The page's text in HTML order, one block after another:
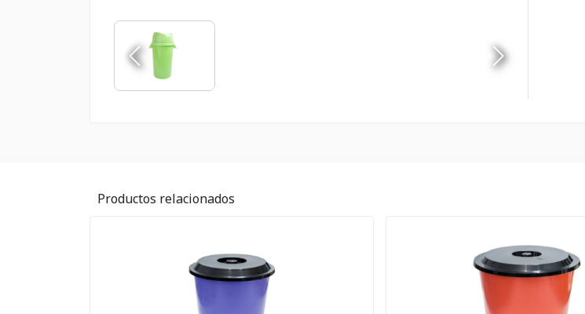
Productos relacionados